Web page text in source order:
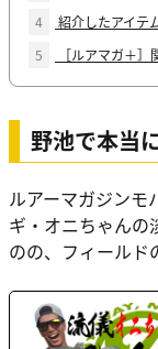
4
紹介したアイテ
5
［ルアマガ＋］
野池で本当
ルアーマガジンモ
ギ・オニちゃんの
のの、フィールド